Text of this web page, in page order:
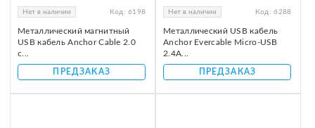
Нет в наличии Код: 6198
Металлический магнитный
USB кабель Anchor Cable 2.0
с...
ПРЕДЗАКАЗ
Нет в наличии Код: 6288
Металлический USB кабель
Anchor Evercable Micro-USB
2.4A...
ПРЕДЗАКАЗ